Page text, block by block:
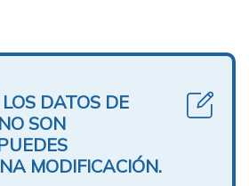
DATOS DE
SON
MODIFICACIÓN.